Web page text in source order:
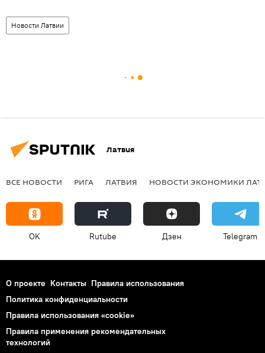
Новости Латвии
Латвия
ВСЕ НОВОСТИ РИГА ЛАТВИЯ НОВОСТИ ЭКОНОМИКИ
OK Rutube Дзен Telegram
О проекте Контакты Правила использования
Политика конфиденциальности
Правила использования «cookie»
Правила применения рекомендательных
технологий